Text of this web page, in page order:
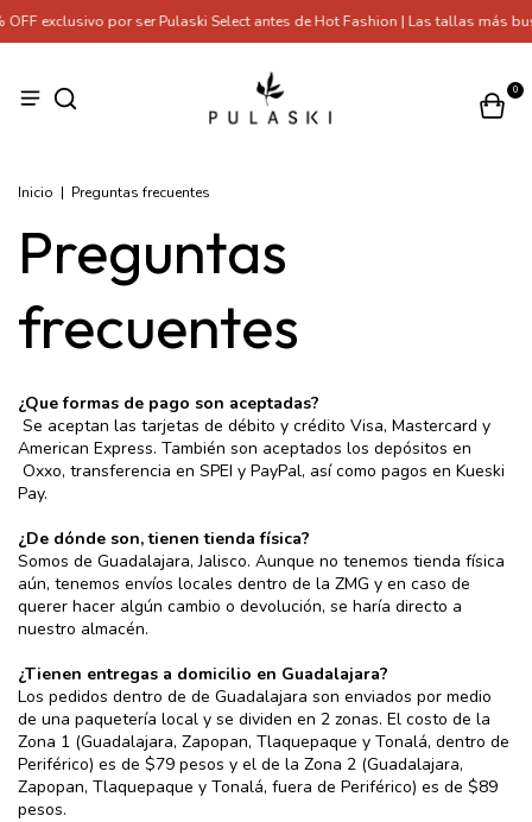
exclusivo por ser Pulaski Select antes de Hot Fashion | Las tallas más
0
Inicio | Preguntas frecuentes
Preguntas
frecuentes
¿Que formas de pago son aceptadas?
Se aceptan las tarjetas de débito y crédito Visa, Mastercard y
American Express. También son aceptados los depósitos en
Oxxo, transferencia en SPEI y PayPal, así como pagos en Kueski
Pay.
¿De dónde son, tienen tienda física?
Somos de Guadalajara, Jalisco. Aunque no tenemos tienda física
aún, tenemos envíos locales dentro de la ZMG y en caso de
querer hacer algún cambio o devolución, se haría directo a
nuestro almacén.
¿Tienen entregas a domicilio en Guadalajara?
Los pedidos dentro de de Guadalajara son enviados por medio
de una paquetería local y se dividen en 2 zonas. El costo de la
Zona 1 (Guadalajara, Zapopan, Tlaquepaque y Tonalá, dentro de
Periférico) es de $79 pesos y el de la Zona 2 (Guadalajara,
Zapopan, Tlaquepaque y Tonalá, fuera de Periférico) es de $89
pesos.